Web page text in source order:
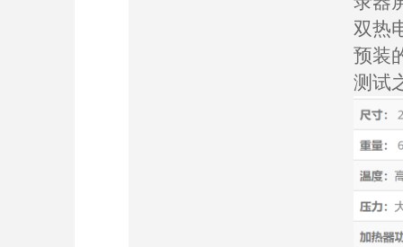
双热
预装
测试